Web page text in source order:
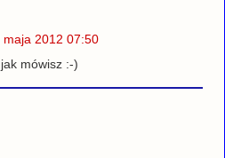
maja 2012 07:50
mówisz :-)